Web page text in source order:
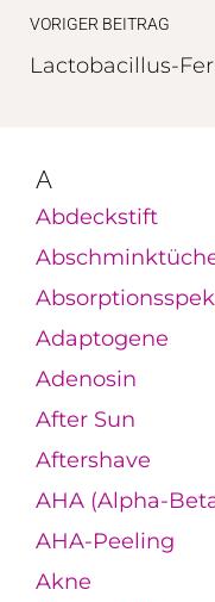
VORIGER BEITRAG
A
Abdeckstift
Adaptogene
Adenosin
After Sun
Aftershave
AHA (Alpha-
AHA-Peeling
Akne